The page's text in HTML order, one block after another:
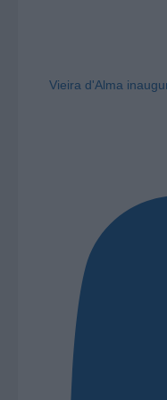
Vieira d'Alma